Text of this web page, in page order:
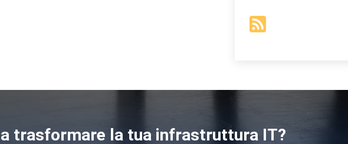
trasformare la tua infrastruttura IT?